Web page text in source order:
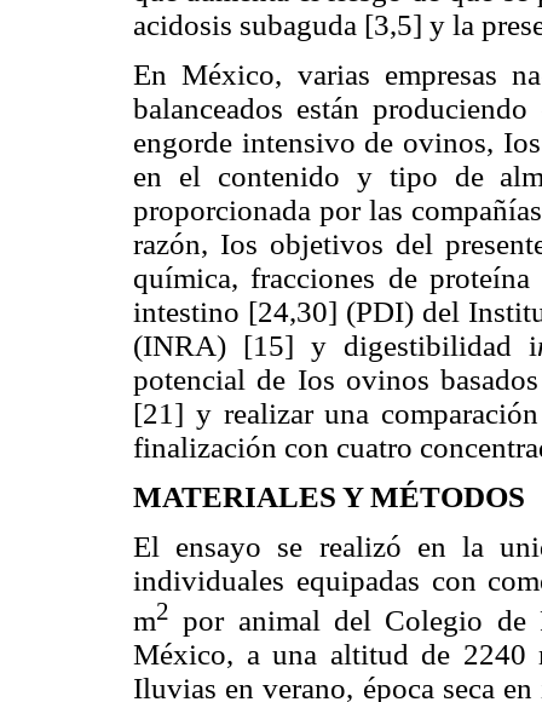
acidosis subaguda [3,5] y la
En México, varias empresas
balanceados están
engorde intensivo de ovinos,
en el contenido y tipo de
proporcionada por las
razón, Ios objetivos del
química, fracciones de
intestino [24,30] (PDI) del
(INRA) [15] y digestibilidad i
potencial de Ios ovinos
[21] y realizar una
finalización con cuatro
MATERIALES Y MÉTODOS
El ensayo se realizó en la
individuales equipadas con
m2 por animal del Colegio de
México, a una altitud de 2240
Iluvias en verano, época seca